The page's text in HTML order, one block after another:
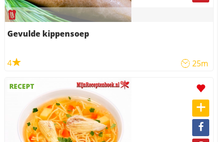
Gevulde kippensoep
4 25m
RECEPT